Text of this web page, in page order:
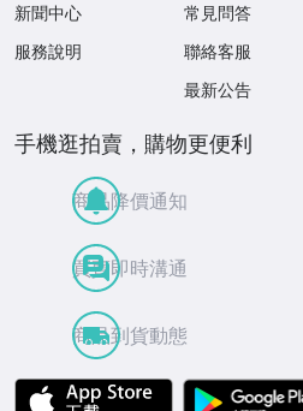
新聞中心
服務說明
常見問答
聯絡客服
最新公告
手機逛拍賣，購物更便利
商品降價通知
買賣即時溝通
商品到貨動態
APP Store